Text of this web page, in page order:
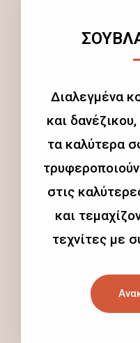
Διαλεγμένα
και
τα καλύτερα
στις
και
τεχνίτες με